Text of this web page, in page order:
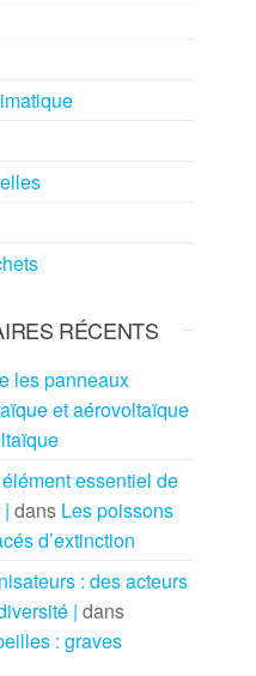
RÉCENTS
les panneaux
et aérovoltaïque
essentiel de
dans Les poissons
d’extinction
: des acteurs
| dans
: graves